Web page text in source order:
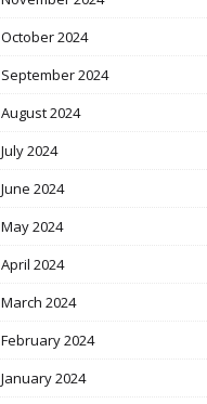
October 2024
September 2024
August 2024
July 2024
June 2024
May 2024
April 2024
March 2024
February 2024
January 2024